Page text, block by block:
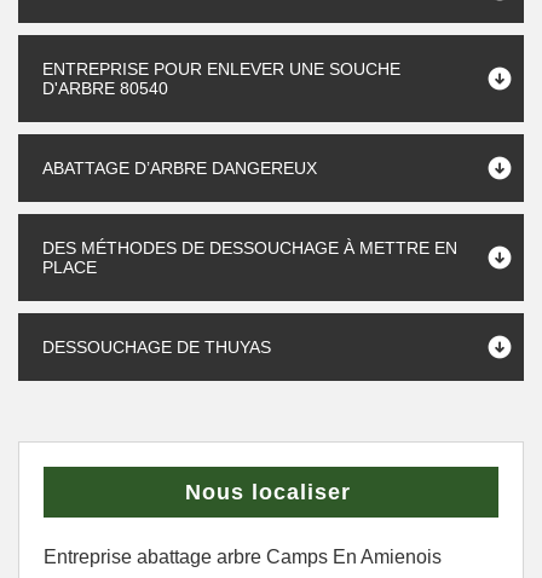
ENTREPRISE POUR ENLEVER UNE SOUCHE
D'ARBRE 80540
ABATTAGE D’ARBRE DANGEREUX
DES MÉTHODES DE DESSOUCHAGE À METTRE EN
PLACE
DESSOUCHAGE DE THUYAS
Nous localiser
Entreprise abattage arbre Camps En Amienois